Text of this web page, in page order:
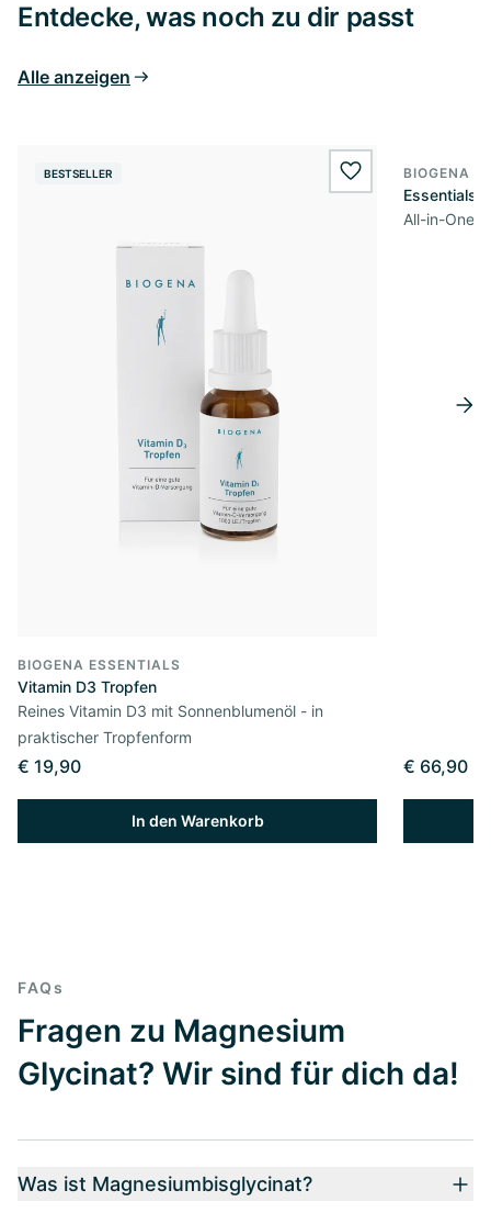
Entdecke, was noch zu dir passt
Alle anzeigen
BESTSELLER wishlist.add
BIOGENA ESSENTIALS
Vitamin D3 Tropfen
Reines Vitamin D3 mit Sonnenblumenöl - in
praktischer Tropfenform
€ 19,90
In den Warenkorb
BIOGENA
Essentials
All-in-One
€ 66,90
FAQs
Fragen zu Magnesium
Glycinat? Wir sind für dich da!
Was ist Magnesiumbisglycinat?